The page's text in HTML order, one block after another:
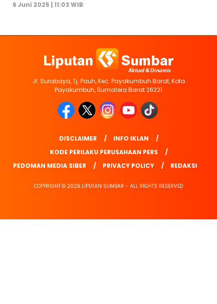
6 Juni 2025 | 11:03 WIB
Jl. Surabaya, Tj. Pauh, Kec. Payakumbuh Barat, Kota
Payakumbuh, Sumatera Barat 26221
DISCLAIMER
INFO IKLAN
KODE PERILAKU PERUSAHAAN PERS
PEDOMAN MEDIA SIBER
PRIVACY POLICY REDAKSI
COPYRIGHT © 2026 LIPUTAN SUMBAR - ALL RIGHTS RESERVED